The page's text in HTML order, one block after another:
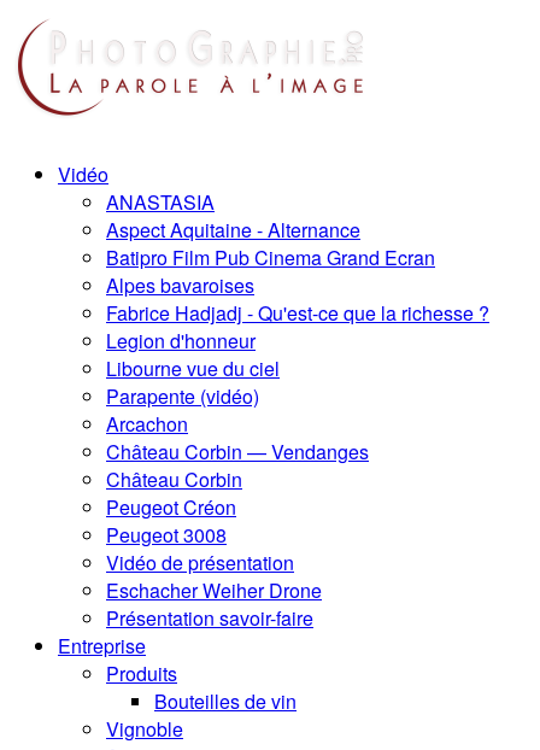
Vidéo
ANASTASIA
Aspect Aquitaine - Alternance
Batipro Film Pub Cinema Grand Ecran
Alpes bavaroises
Fabrice Hadjadj - Qu'est-ce que la richesse ?
Legion d'honneur
Libourne vue du ciel
Parapente (vidéo)
Arcachon
Château Corbin — Vendanges
Château Corbin
Peugeot Créon
Peugeot 3008
Vidéo de présentation
Eschacher Weiher Drone
Présentation savoir-faire
Entreprise
Produits
Bouteilles de vin
Vignoble